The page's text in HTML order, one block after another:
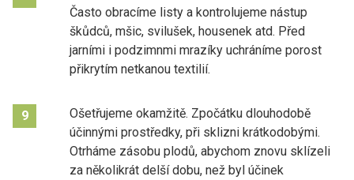
Často obracíme listy a kontrolujeme nástup
škůdců, mšic, svilušek, housenek atd. Před
jarními i podzimnmi mrazíky uchráníme porost
přikrytím netkanou textilií.
9
Ošetřujeme okamžitě. Zpočátku dlouhodobě
účinnými prostředky, při sklizni krátkodobými.
Otrháme zásobu plodů, abychom znovu sklízeli
za několikrát delší dobu, než byl účinek